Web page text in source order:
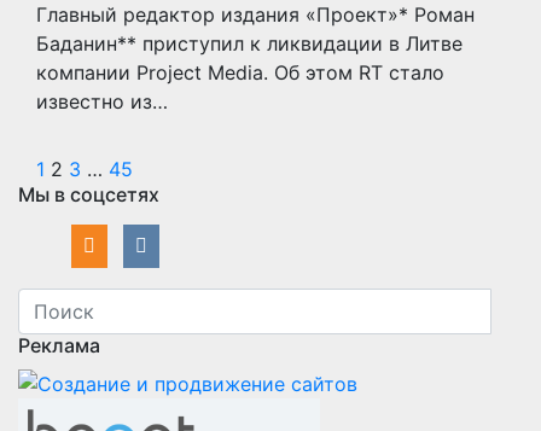
Главный редактор издания «Проект»* Роман
Баданин** приступил к ликвидации в Литве
компании Project Media. Об этом RT стало
известно из…
Пагинация
записей
1 2 3 … 45
Мы в соцсетях
Реклама